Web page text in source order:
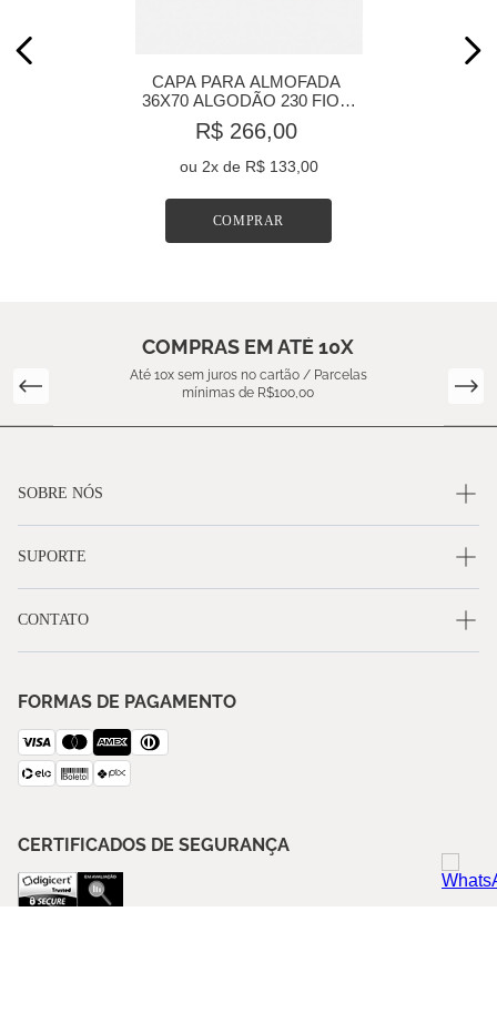
CAPA PARA ALMOFADA
36X70 ALGODÃO 230 FIOS
BLUE BOTANIQUE
R$ 266,00
ou 2x de R$ 133,00
COMPRAR
COMPRAS EM ATÉ 10X
Até 10x sem juros no cartão / Parcelas
mínimas de R$100,00
SOBRE NÓS
SUPORTE
CONTATO
FORMAS DE PAGAMENTO
CERTIFICADOS DE SEGURANÇA